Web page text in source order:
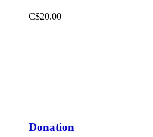
C$20.00
Donation